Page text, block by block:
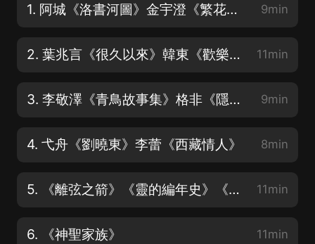
1. 阿城《洛書河圖》金宇澄《繁花》賈平凹《老生》 9min
2. 葉兆言《很久以來》韓東《歡樂而隱秘》何頓《黃埔四期》 11min
3. 李敬澤《青鳥故事集》格非《隱身衣》紅柯《喀拉布風暴》田耳《天體懸浮》 9min
4. 弋舟《劉曉東》李蕾《西藏情人》 8min
5. 《離弦之箭》《靈的編年史》《天幕紅塵》 11min
6. 《神聖家族》 11min